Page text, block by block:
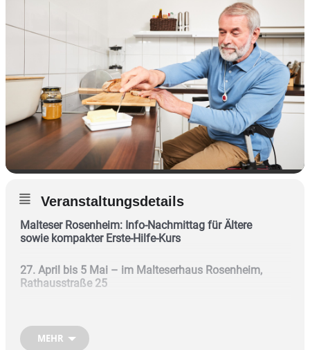
Veranstaltungsdetails
Malteser Rosenheim: Info-Nachmittag für Ältere
sowie kompakter Erste-Hilfe-Kurs
27. April bis 5 Mai – im Malteserhaus Rosenheim,
Rathausstraße 25
Wie Hilfsmittel, Dienstleistungen und Erste-
Hilfe-Kenntnisse zu einem guten Lebensabend
MEHR